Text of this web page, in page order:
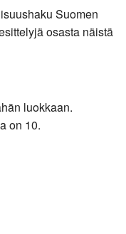
Suomen
osasta näistä
luokkaan.
on 10.